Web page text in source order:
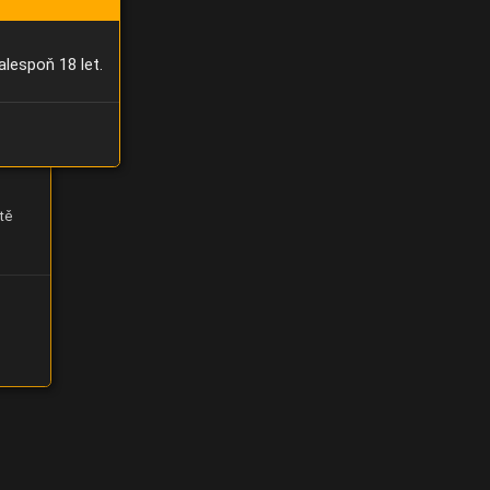
18 let.